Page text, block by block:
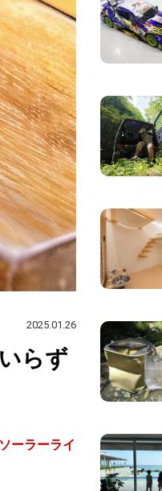
2025.01.26
らず
ーラーライ